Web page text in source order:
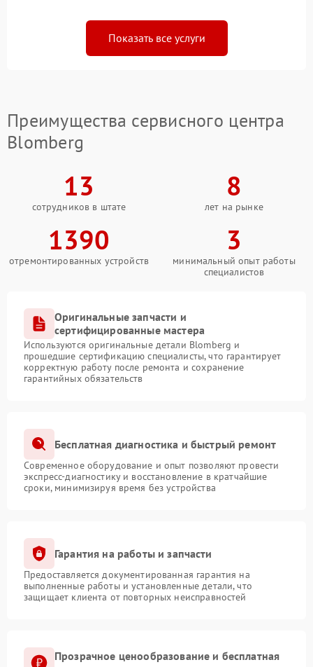
Показать все услуги
Преимущества сервисного центра
Blomberg
13
сотрудников в штате
8
лет на рынке
1390
отремонтированных устройств
3
минимальный опыт работы
специалистов
Оригинальные запчасти и
сертифицированные мастера
Используются оригинальные детали Blomberg и
прошедшие сертификацию специалисты, что гарантирует
корректную работу после ремонта и сохранение
гарантийных обязательств
Бесплатная диагностика и быстрый ремонт
Современное оборудование и опыт позволяют провести
экспресс-диагностику и восстановление в кратчайшие
сроки, минимизируя время без устройства
Гарантия на работы и запчасти
Предоставляется документированная гарантия на
выполненные работы и установленные детали, что
защищает клиента от повторных неисправностей
Прозрачное ценообразование и бесплатная